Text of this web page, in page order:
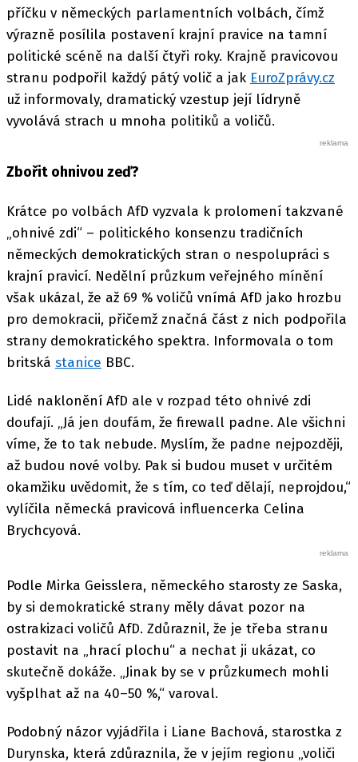
příčku v německých parlamentních volbách, čímž
výrazně posílila postavení krajní pravice na tamní
politické scéně na další čtyři roky. Krajně pravicovou
stranu podpořil každý pátý volič a jak EuroZprávy.cz
už informovaly, dramatický vzestup její lídryně
vyvolává strach u mnoha politiků a voličů.
Zbořit ohnivou zeď?
Krátce po volbách AfD vyzvala k prolomení takzvané
„ohnivé zdi“ – politického konsenzu tradičních
německých demokratických stran o nespolupráci s
krajní pravicí. Nedělní průzkum veřejného mínění
však ukázal, že až 69 % voličů vnímá AfD jako hrozbu
pro demokracii, přičemž značná část z nich podpořila
strany demokratického spektra. Informovala o tom
britská stanice BBC.
Lidé naklonění AfD ale v rozpad této ohnivé zdi
doufají. „Já jen doufám, že firewall padne. Ale všichni
víme, že to tak nebude. Myslím, že padne nejpozději,
až budou nové volby. Pak si budou muset v určitém
okamžiku uvědomit, že s tím, co teď dělají, neprojdou,“
vylíčila německá pravicová influencerka Celina
Brychcyová.
Podle Mirka Geisslera, německého starosty ze Saska,
by si demokratické strany měly dávat pozor na
ostrakizaci voličů AfD. Zdůraznil, že je třeba stranu
postavit na „hrací plochu“ a nechat ji ukázat, co
skutečně dokáže. „Jinak by se v průzkumech mohli
vyšplhat až na 40–50 %,“ varoval.
Podobný názor vyjádřila i Liane Bachová, starostka z
Durynska, která zdůraznila, že v jejím regionu „voliči